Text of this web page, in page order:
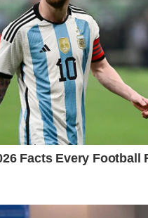
Darjah Utama Pangkuan Negeri
gelaran Datuk Seri Utama.
Kon Yeow dalam
bersama-sama barisan
Kerajaan Negeri,
kepimpinan dari
seluruh rakyat Pulau